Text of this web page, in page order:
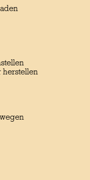
herstellen